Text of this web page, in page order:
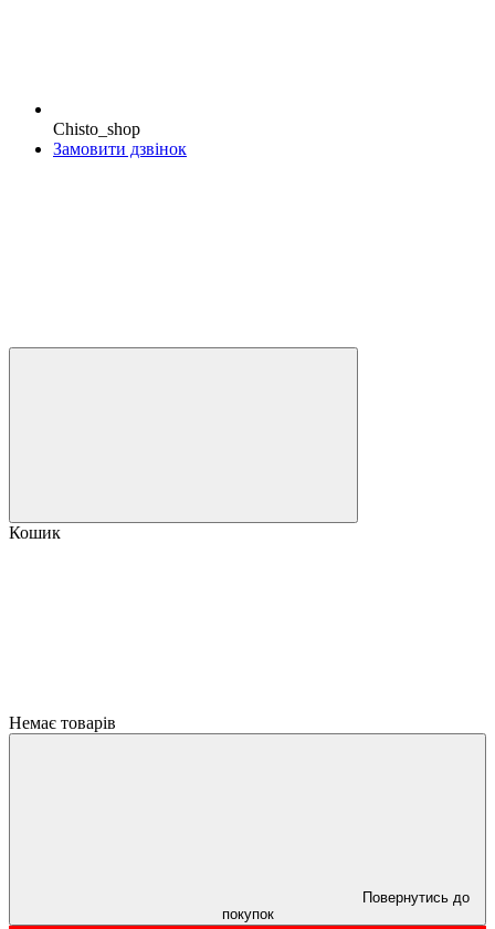
Chisto_shop
Замовити дзвінок
Кошик
Немає товарів
Повернутись до
покупок